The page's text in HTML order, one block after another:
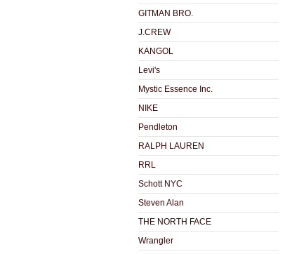
GITMAN BRO.
J.CREW
KANGOL
Levi's
Mystic Essence Inc.
NIKE
Pendleton
RALPH LAUREN
RRL
Schott NYC
Steven Alan
THE NORTH FACE
Wrangler